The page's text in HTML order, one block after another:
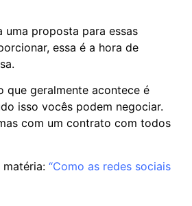
uma proposta para essas
essa é a hora de
que geralmente acontece é
isso vocês podem negociar.
com um contrato com todos
“Como as redes sociais